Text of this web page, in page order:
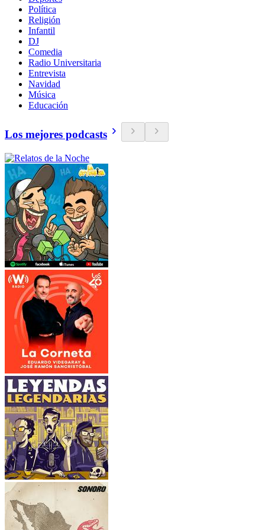
Política
Religión
Infantil
DJ
Comedia
Radio Universitaria
Entrevista
Navidad
Música
Educación
Los mejores podcasts